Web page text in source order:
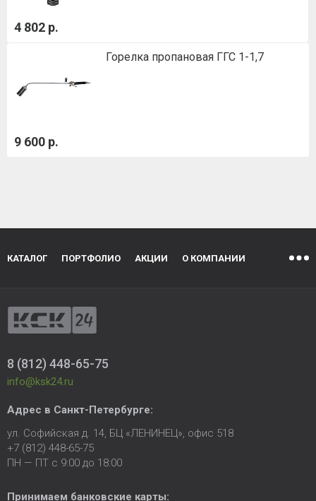
4 802 р.
Горелка пропановая ГГС 1-1,7
9 600 р.
КАТАЛОГ ПОРТФОЛИО АКЦИИ О КОМПАНИИ
8 (812) 448-65-75
info@ksk24.ru
Адрес в Санкт-Петербурге:
ул. Софийская д. 14, БЦ «ЛЕНИНЕЦ», офис 518
+7 (812) 448-65-75
ПН — ПТ с 9:00 до 18:00
Принимаем банковские карты: